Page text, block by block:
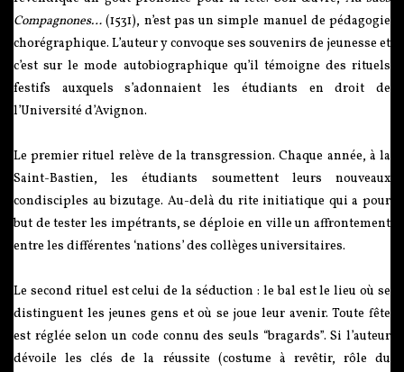
Compagnones… (1531), n’est pas un simple manuel de pédagogie
chorégraphique. L’auteur y convoque ses souvenirs de jeunesse et
c’est sur le mode autobiographique qu’il témoigne des rituels
festifs auxquels s’adonnaient les étudiants en droit de
l’Université d’Avignon.
Le premier rituel relève de la transgression. Chaque année, à la
Saint-Bastien, les étudiants soumettent leurs nouveaux
condisciples au bizutage. Au-delà du rite initiatique qui a pour
but de tester les impétrants, se déploie en ville un affrontement
entre les différentes ‘nations’ des collèges universitaires.
Le second rituel est celui de la séduction : le bal est le lieu où se
distinguent les jeunes gens et où se joue leur avenir. Toute fête
est réglée selon un code connu des seuls “bragards”. Si l’auteur
dévoile les clés de la réussite (costume à revêtir, rôle du